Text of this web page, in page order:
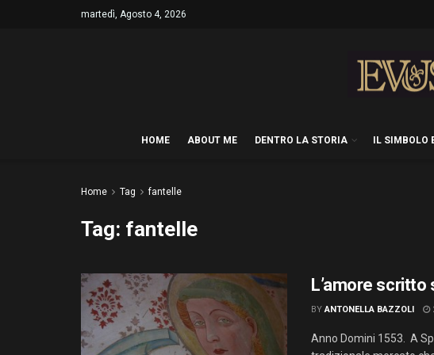
martedì, Agosto 4, 2026
HOME ABOUT ME DENTRO LA STORIA IL SIMBOLO
Home Tag fantelle
Tag: fantelle
L’amore scritto
BY ANTONELLA BAZZOLI
Anno Domini 1553. A